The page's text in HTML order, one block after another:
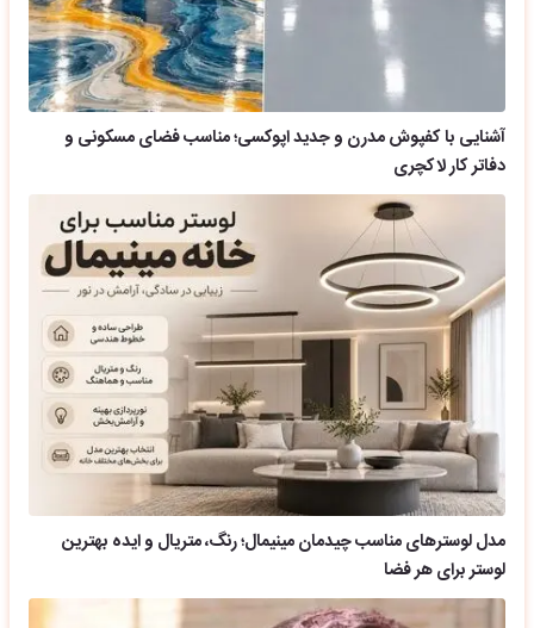
آشنایی با کفپوش مدرن و جدید اپوکسی؛ مناسب فضای مسکونی و
دفاتر کار لاکچری
مدل لوسترهای مناسب چیدمان مینیمال؛ رنگ، متریال و ایده بهترین
لوستر برای هر فضا